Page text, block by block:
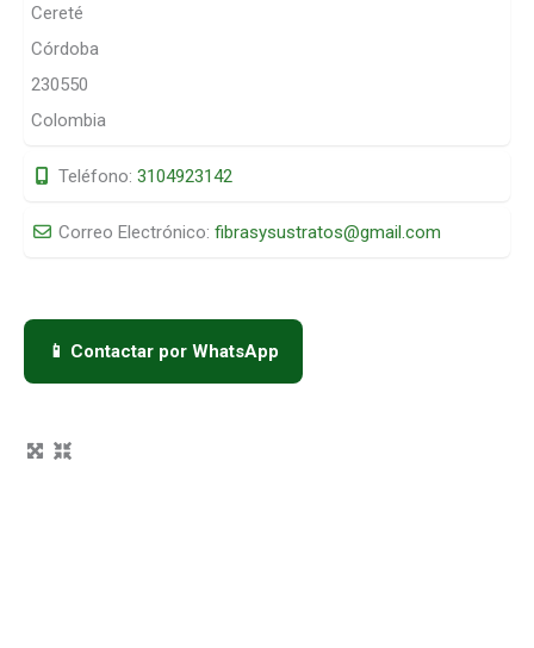
Cereté
Córdoba
230550
Colombia
Teléfono: 3104923142
Correo Electrónico: fibrasysustratos@gmail.com
📱 Contactar por WhatsApp